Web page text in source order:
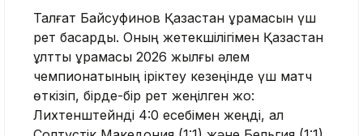
Талғат Байсуфинов Қазақстан құрамасын үш
рет басқарды. Оның жетекшілігімен Қазақстан
ұлттық құрамасы 2026 жылғы әлем
чемпионатының іріктеу кезеңінде үш матч
өткізіп, бірде-бір рет жеңілген жоқ:
Лихтенштейнді 4:0 есебімен жеңді, ал